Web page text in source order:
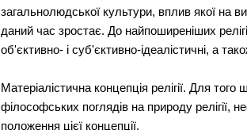
загальнолюдської культури, вплив якої на
даний час зростає. До найпоширеніших
об'єктивно- і суб'єктивно-ідеалістичні, а
Матеріалістична концепція релігії. Для
філософських поглядів на природу релігії,
положення цієї концепції.